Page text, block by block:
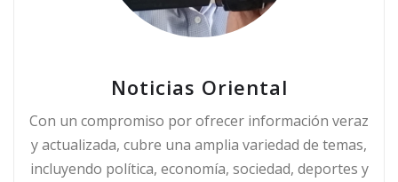
Noticias Oriental
Con un compromiso por ofrecer información veraz
y actualizada, cubre una amplia variedad de temas,
incluyendo política, economía, sociedad, deportes y